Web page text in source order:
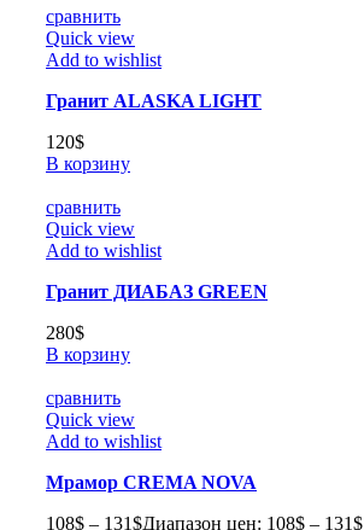
сравнить
Quick view
Add to wishlist
Гранит ALASKA LIGHT
120$
В корзину
сравнить
Quick view
Add to wishlist
Гранит ДИАБАЗ GREEN
280$
В корзину
сравнить
Quick view
Add to wishlist
Мрамор CREMA NOVA
108$ – 131$Диапазон цен: 108$ – 131$